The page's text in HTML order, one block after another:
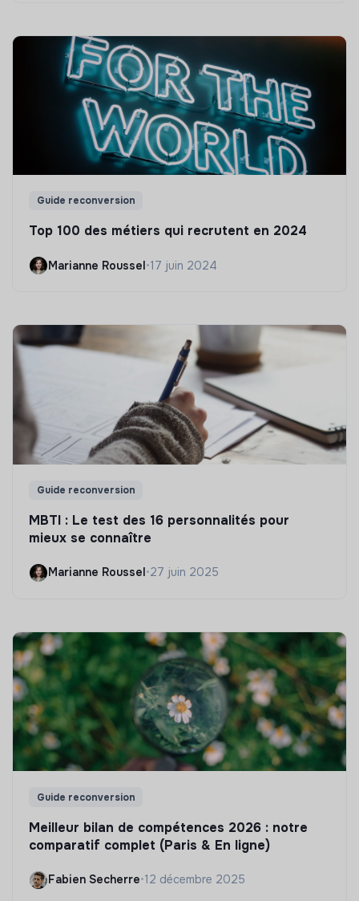
Guide reconversion
Top 100 des métiers qui recrutent en 2024
Marianne Roussel•17 juin 2024
Guide reconversion
MBTI : Le test des 16 personnalités pour
mieux se connaître
Marianne Roussel •27 juin 2025
Guide reconversion
Meilleur bilan de compétences 2026 : notre
comparatif complet (Paris & En ligne)
Fabien Secherre•12 décembre 2025